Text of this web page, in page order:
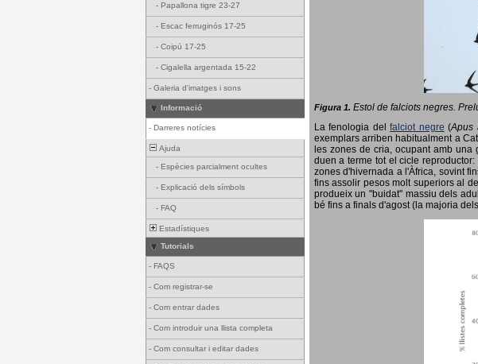
- Papallona tigre 23-27
- Escac ferruginós 17-25
- Coipú 17-25
- Cigalella argentada 15-22
- Galeria d'imatges i sons
Informació
- Darreres notícies
Ajuda
- Espècies parcialment ocultes
- Explicació dels símbols
- FAQ
Estadístiques
Tutorials
- FAQS
- Com registrar-se
- Com entrar dades
- Com introduir una llista completa
- Com consultar i editar dades
Figura 1. Estol de falciots negres.
La fenologia delfalciot negre (Apus
exemplars arriben habitualment a
les zones de cria, ocupant amb
duen a terme tot el cicle
zones d'hivernada a l'Àfrica, sovint
fins assolir pesos molt superiors al
produeix un "buidat" massiu dels
bé fins a finals d'agost (la majoria